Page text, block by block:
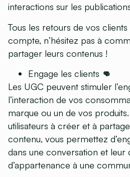
interactions sur les
Tous les retours de vos
compte, n’hésitez pas à
partager leurs contenus !
Engage les clients 👊
Les UGC peuvent stimuler
l’interaction de vos
marque ou un de vos
utilisateurs à créer et à
contenu, vous permettez
dans une conversation et leur
d’appartenance à une